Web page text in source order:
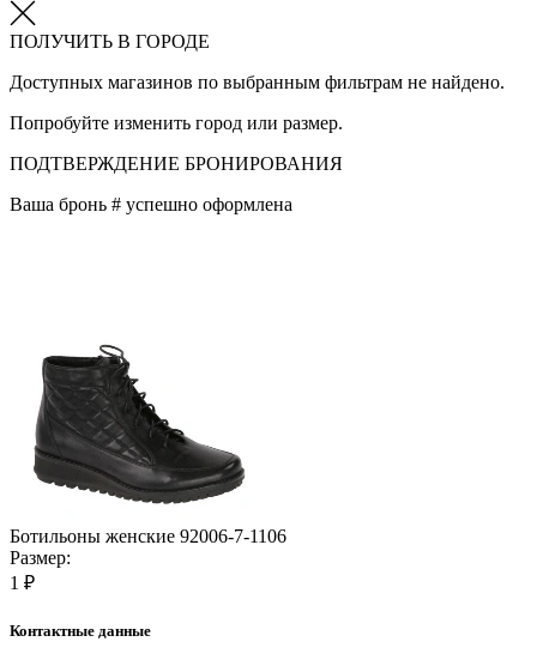
ПОЛУЧИТЬ В ГОРОДЕ
Доступных магазинов по выбранным фильтрам не найдено.
Попробуйте изменить город или размер.
ПОДТВЕРЖДЕНИЕ БРОНИРОВАНИЯ
Ваша бронь # успешно оформлена
Ботильоны женские 92006-7-1106
Размер:
1 ₽
Контактные данные